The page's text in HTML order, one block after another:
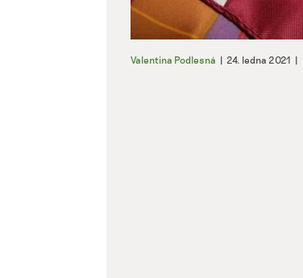
Valentina Podlesná | 24. ledna 2021 |